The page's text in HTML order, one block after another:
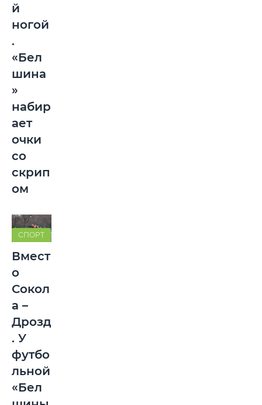
й
ногой
.
«Бел
шина
»
набир
ает
очки
со
скрип
ом
СПОРТ
Вмест
о
Сокол
а –
Дрозд
. У
футбо
льной
«Бел